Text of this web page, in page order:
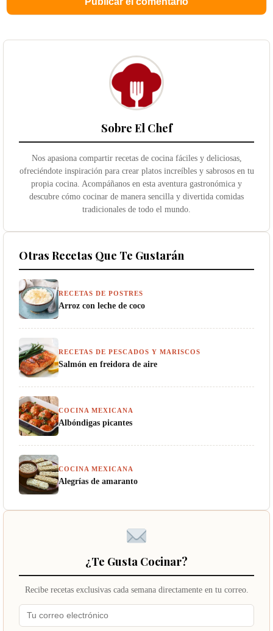
Sobre El Chef
Nos apasiona compartir recetas de cocina fáciles y deliciosas,
ofreciéndote inspiración para crear platos increíbles y sabrosos en tu
propia cocina. Acompáñanos en esta aventura gastronómica y
descubre cómo cocinar de manera sencilla y divertida comidas
tradicionales de todo el mundo.
Otras Recetas Que Te Gustarán
RECETAS DE POSTRES
Arroz con leche de coco
RECETAS DE PESCADOS Y MARISCOS
Salmón en freidora de aire
COCINA MEXICANA
Albóndigas picantes
COCINA MEXICANA
Alegrías de amaranto
¿Te Gusta Cocinar?
Recibe recetas exclusivas cada semana directamente en tu correo.